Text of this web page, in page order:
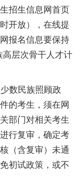
招生信息网首页
开放），在线提
报名信息要保持
高层次骨干人才计
民族照顾政
的考生，须在网
部门对相关考生
行复审，确定考
（含复审）未通
初试政策，或不